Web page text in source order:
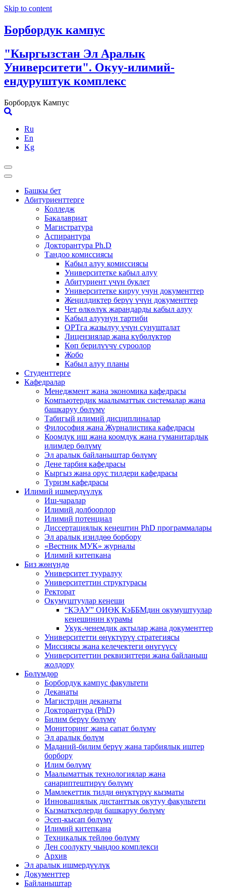
Skip to content
Борбордук кампус
"Кыргызстан Эл Аралык
Университети". Окуу-илимий-
ендуруштук комплекс
Борбордук Кампус
Ru
En
Kg
Башкы бет
Абитуриенттерге
Колледж
Бакалавриат
Магистратура
Аспирантура
Докторантура Ph.D
Тандоо комиссиясы
Кабыл алуу комиссиясы
Университетке кабыл алуу
Абитуриент үчүн буклет
Университетке кируу учун документтер
Жеңилдиктер берүү үчүн документтер
Чет өлкөлүк жарандарды кабыл алуу
Кабыл алуунун тартиби
ОРТга жазылуу үчүн сунушталат
Лицензиялар жана күбөлүктөр
Көп берилүүчү суроолор
Жобо
Кабыл алуу планы
Студенттерге
Кафедралар
Менеджмент жана экономика кафедрасы
Компьютердик маалыматтык системалар жана
башкаруу бөлүмү
Табигый илимий дисциплиналар
Философия жана Журналистика кафедрасы
Коомдук иш жана коомдук жана гуманитардык
илимдер бөлүмү
Эл аралык байланыштар бөлүмү
Дене тарбия кафедрасы
Кыргыз жана орус тилдери кафедрасы
Туризм кафедрасы
Илимий ишмердүүлүк
Иш-чаралар
Илимий долбоорлор
Илимий потенциал
Диссертациялык кеңештин PhD программалары
Эл аралык изилдөө борбору
«Вестник МУК» журналы
Илимий китепкана
Биз жөнүндө
Университет тууралуу
Университеттин структурасы
Ректорат
Окумуштуулар кеңеши
“КЭАУ” ОИӨК КэББМдин окумуштуулар
кеңешинин курамы
Укук-ченемдик актылар жана документтер
Университетти өнүктүрүү стратегиясы
Миссиясы жана келечектеги өнүгүүсү
Университеттин реквизиттери жана байланыш
жолдору
Бөлүмдөр
Борбордук кампус факультети
Деканаты
Магистрдин деканаты
Докторантура (PhD)
Билим берүү бөлүмү
Мониторинг жана сапат бөлүмү
Эл аралык бөлүм
Маданий-билим берүү жана тарбиялык иштер
борбору
Илим бөлүмү
Маалыматтык технологиялар жана
санариптештирүү бөлүмү
Мамлекеттик тилди өнүктүрүү кызматы
Инновациялык дистанттык окутуу факультети
Кызматкерлерди башкаруу бөлүмү
Эсеп-кысап бөлүмү
Илимий китепкана
Техникалык тейлөө бөлүмү
Ден соолукту чыңдоо комплекси
Архив
Эл аралык ишмердүүлүк
Документтер
Байланыштар